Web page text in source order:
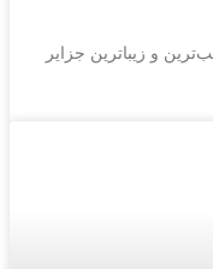
و زیباترین جزایر